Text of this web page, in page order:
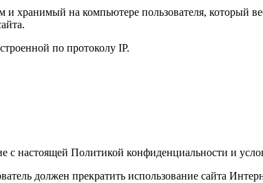
на компьютере пользователя, который
по протоколу IP.
с настоящей Политикой конфиденциальности и
должен прекратить использование сайта